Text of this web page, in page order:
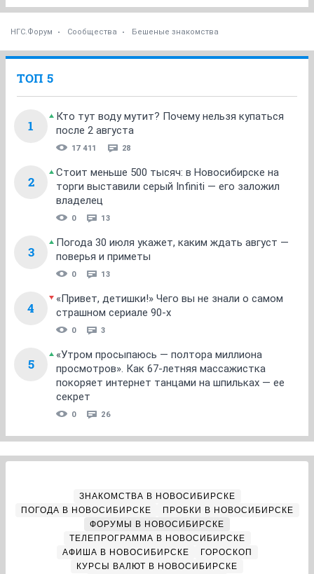
НГС.Форум Сообщества Бешеные знакомства
ТОП 5
1
Кто тут воду мутит? Почему нельзя купаться
после 2 августа
17 411 28
2
Стоит меньше 500 тысяч: в Новосибирске на
торги выставили серый Infiniti — его заложил
владелец
0 13
3
Погода 30 июля укажет, каким ждать август —
поверья и приметы
0 13
4
«Привет, детишки!» Чего вы не знали о самом
страшном сериале 90-х
0 3
5
«Утром просыпаюсь — полтора миллиона
просмотров». Как 67-летняя массажистка
покоряет интернет танцами на шпильках — ее
секрет
0 26
ЗНАКОМСТВА В НОВОСИБИРСКЕ
ПОГОДА В НОВОСИБИРСКЕ
ПРОБКИ В НОВОСИБИРСКЕ
ФОРУМЫ В НОВОСИБИРСКЕ
ТЕЛЕПРОГРАММА В НОВОСИБИРСКЕ
АФИША В НОВОСИБИРСКЕ
ГОРОСКОП
КУРСЫ ВАЛЮТ В НОВОСИБИРСКЕ